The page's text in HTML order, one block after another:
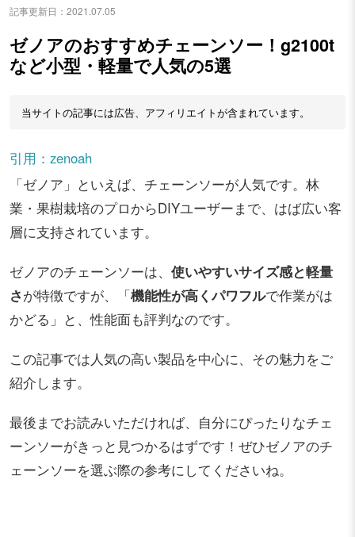
記事更新日： 2021.07.05
ゼノアのおすすめチェーンソー！g2100t
など小型・軽量で人気の5選
当サイトの記事には広告、アフィリエイトが含まれています。
引用：zenoah
「ゼノア」といえば、チェーンソーが人気です。林
業・果樹栽培のプロからDIYユーザーまで、はば広い客
層に支持されています。
ゼノアのチェーンソーは、 使いやすいサイズ感と軽量
さが特徴ですが、「機能性が高くパワフルで作業がは
かどる」と、性能面も評判なのです。
この記事では人気の高い製品を中心に、その魅力をご
紹介します。
最後までお読みいただければ、自分にぴったりなチェ
ーンソーがきっと見つかるはずです！ぜひゼノアのチ
ェーンソーを選ぶ際の参考にしてくださいね。